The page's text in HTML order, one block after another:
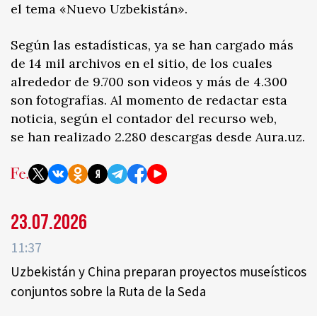
el tema «Nuevo Uzbekistán».
Según las estadísticas, ya se han cargado más
de 14 mil archivos en el sitio, de los cuales
alrededor de 9.700 son videos y más de 4.300
son fotografías. Al momento de redactar esta
noticia, según el contador del recurso web,
se han realizado 2.280 descargas desde Aura.uz.
23.07.2026
11:37
Uzbekistán y China preparan proyectos museísticos
conjuntos sobre la Ruta de la Seda